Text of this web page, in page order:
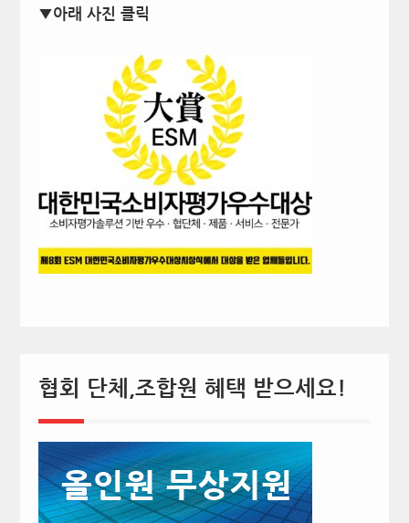
▼아래 사진 클릭
협회 단체,조합원 혜택 받으세요!